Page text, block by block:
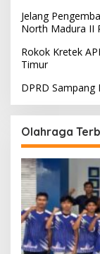
Jelang
North Madura II
Rokok Kretek
Timur
DPRD Sampang
Olahraga